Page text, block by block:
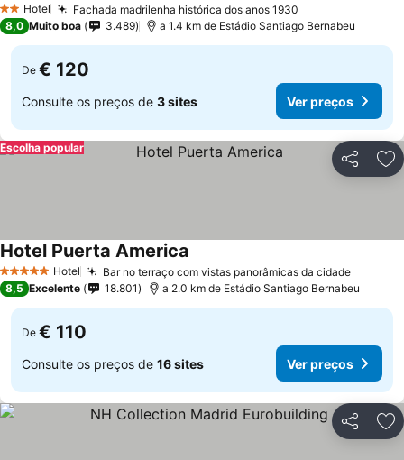
2 Estrelas
Hotel Fachada madrilenha histórica dos anos 1930
8,0 Muito boa 3.489 a 1.4 km de Estádio Santiago Bernabeu
De € 120
Consulte os preços de 3 sites Ver preços
Partilhar
Escolha popular
5 Estrelas Hotel Bar no terraço com vistas panorâmicas da cidadeVer
Hotel Puerta America
8,5 Excelente 18.801 a 2.0 km de Estádio Santiago Bernabeu
De € 110
Consulte os preços de 16 sites Ver preços
Partilhar